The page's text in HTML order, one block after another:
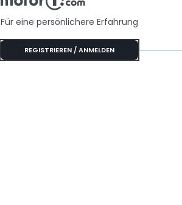
Specials
Für eine persönlichere Erfahrung
REGISTRIEREN / ANMELDEN